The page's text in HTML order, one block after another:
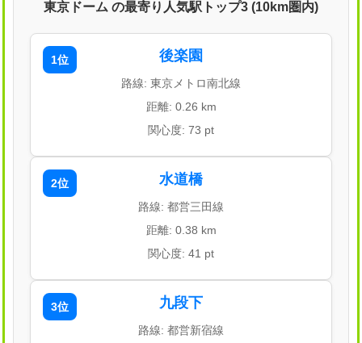
東京ドーム の最寄り人気駅トップ3 (10km圏内)
1位 後楽園
路線: 東京メトロ南北線
距離: 0.26 km
関心度: 73 pt
2位 水道橋
路線: 都営三田線
距離: 0.38 km
関心度: 41 pt
3位 九段下
路線: 都営新宿線